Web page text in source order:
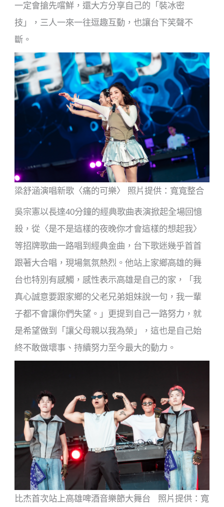
一定會搶先嚐鮮，還大方分享自己的「裝冰密
技」，三人一來一往逗趣互動，也讓台下笑聲不
斷。
梁舒涵演唱新歌〈痛的可樂〉 照片提供：寬寬整合
吳宗憲以長達40分鐘的經典歌曲表演掀起全場回憶
殺，從〈是不是這樣的夜晚你才會這樣的想起我〉
等招牌歌曲一路唱到經典金曲，台下歌迷幾乎首首
跟著大合唱，現場氣氛熱烈。他站上家鄉高雄的舞
台也特別有感觸，感性表示高雄是自己的家，「我
真心誠意要跟家鄉的父老兄弟姐妹說一句，我一輩
子都不會讓你們失望。」更提到自己一路努力，就
是希望做到「讓父母親以我為榮」，這也是自己始
終不敢做壞事、持續努力至今最大的動力。
比杰首次站上高雄啤酒音樂節大舞台 照片提供：寬